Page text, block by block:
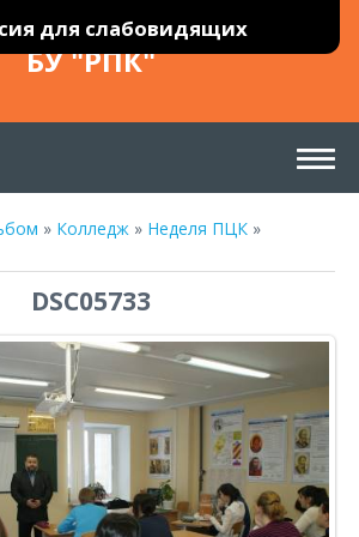
для слабовидящих
БУ "РПК"
» Колледж » Неделя ПЦК »
DSC05733